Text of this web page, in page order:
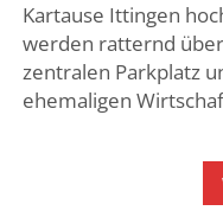
Kartause Ittingen
werden ratternd
zentralen Parkplatz
ehemaligen